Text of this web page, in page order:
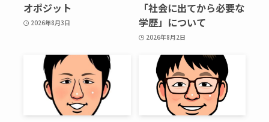
オポジット
2026年8月3日
「社会に出てから必要な
学歴」について
2026年8月2日